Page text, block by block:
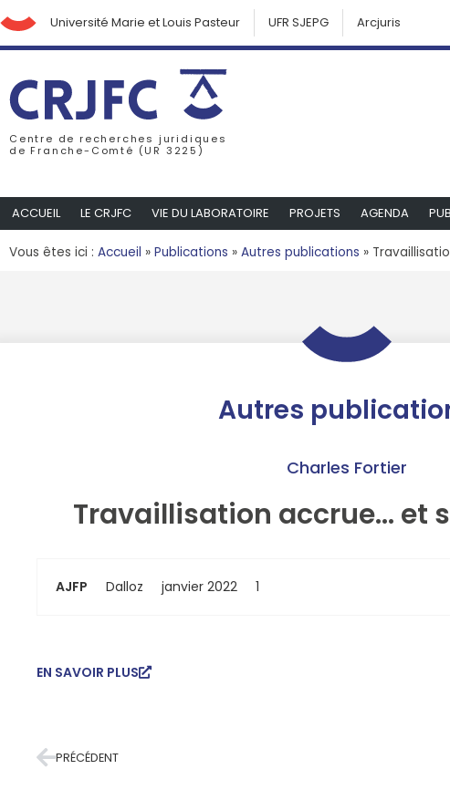
Université Marie et Louis Pasteur UFR SJEPG Arcjuris
Centre de recherches juridiques
de Franche-Comté (UR 3225)
ACCUEIL LE CRJFC VIE DU LABORATOIRE PROJETS AGENDA
Vous êtes ici : Accueil » Publications » Autres publications »
Autres
Charles Fortier
Travaillisation accrue… et
AJFP Dalloz janvier 2022 1
EN SAVOIR PLUS
PRÉCÉDENT